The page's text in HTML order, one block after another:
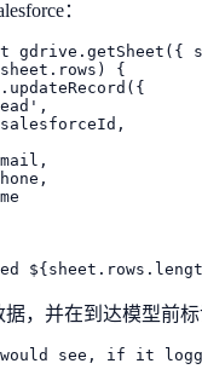
：
{
，并在到达模型前标
see, if it